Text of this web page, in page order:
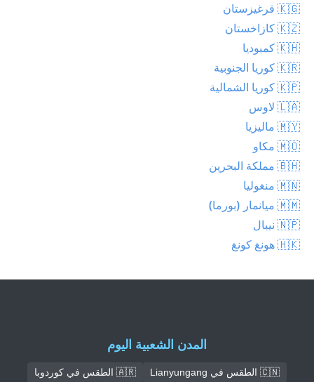
🇰🇬 قرغيزستان
🇰🇿 كازاخستان
🇰🇭 كمبوديا
🇰🇷 كوريا الجنوبية
🇰🇵 كوريا الشمالية
🇱🇦 لاوس
🇲🇾 ماليزيا
🇲🇴 مكاو
🇧🇭 مملكة البحرين
🇲🇳 منغوليا
🇲🇲 ميانمار (بورما)
🇳🇵 نيبال
🇭🇰 هونغ كونغ
المدن الشعبية اليوم
🇨🇳 الطقس في Lianyungang
🇦🇷 الطقس في كوردوبا